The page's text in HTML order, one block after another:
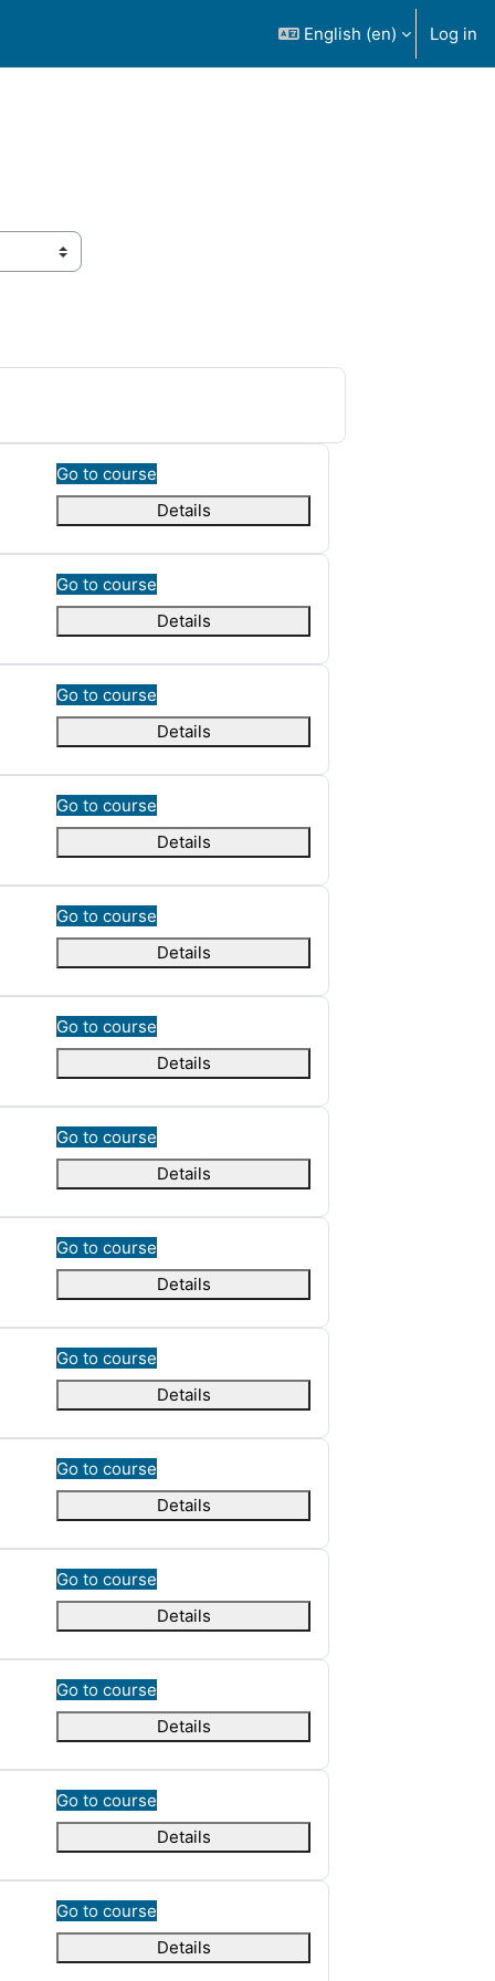
English ‎(en)‎ Log in
Go to course
Details
Go to course
Details
Go to course
Details
Go to course
Details
Go to course
Details
Go to course
Details
Go to course
Details
Go to course
Details
Go to course
Details
Go to course
Details
Go to course
Details
Go to course
Details
Go to course
Details
Go to course
Details